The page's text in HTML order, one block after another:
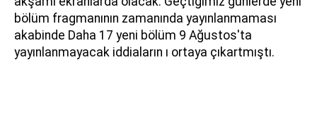
bölüm fragmanının zamanında yayınlanmaması
akabinde Daha 17 yeni bölüm 9 Ağustos'ta
yayınlanmayacak iddiaların ı ortaya çıkartmıştı.